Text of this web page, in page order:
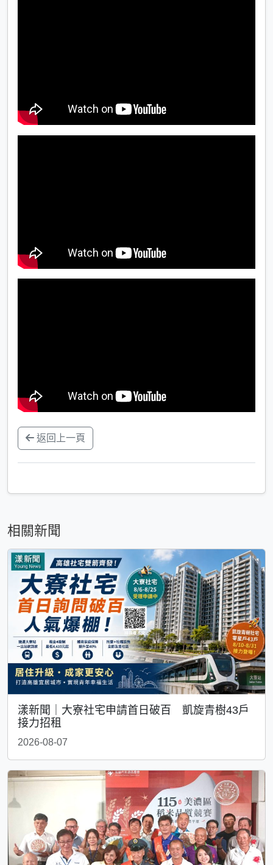
返回上一頁
相關新聞
漾新聞｜大寮社宅申請首日破百 凱旋青樹43戶
接力招租
2026-08-07